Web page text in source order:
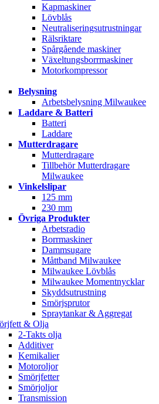
Kapmaskiner
Lövblås
Neutraliseringsutrustningar
Rälsriktare
Spårgående maskiner
Växeltungsborrmaskiner
Motorkompressor
Belysning
Arbetsbelysning Milwaukee
Laddare & Batteri
Batteri
Laddare
Mutterdragare
Mutterdragare
Tillbehör Mutterdragare
Milwaukee
Vinkelslipar
125 mm
230 mm
Övriga Produkter
Arbetsradio
Borrmaskiner
Dammsugare
Måttband Milwaukee
Milwaukee Lövblås
Milwaukee Momentnycklar
Skyddsutrustning
Smörjsprutor
Spraytankar & Aggregat
& Olja
2-Takts olja
Additiver
Kemikalier
Motoroljor
Smörjfetter
Smörjoljor
Transmission